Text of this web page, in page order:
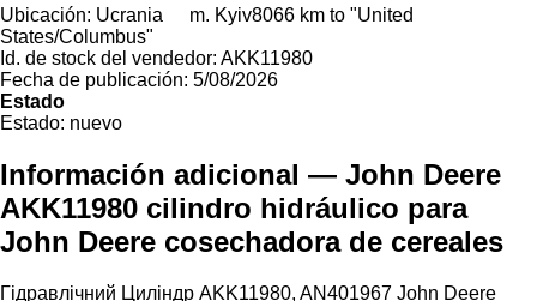
Ubicación: Ucrania m. Kyiv8066 km to "United
States/Columbus"
Id. de stock del vendedor: AKK11980
Fecha de publicación: 5/08/2026
Estado
Estado: nuevo
Información adicional — John Deere
AKK11980 cilindro hidráulico para
John Deere cosechadora de cereales
Гідравлічний Циліндр AKK11980, AN401967 John Deere